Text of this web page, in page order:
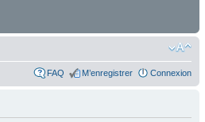
FAQ M’enregistrer Connexion